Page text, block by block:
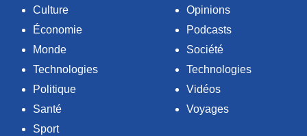
Culture
Économie
Monde
Technologies
Politique
Santé
Sport
Opinions
Podcasts
Société
Technologies
Vidéos
Voyages